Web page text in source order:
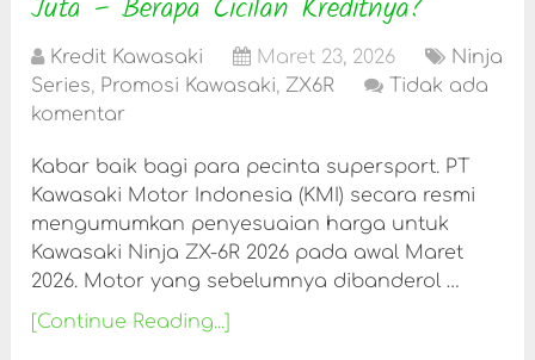
Kredit Kawasaki Maret 23, 2026
Ninja
Series, Promosi Kawasaki, ZX6R
Tidak ada
komentar
Kabar baik bagi para pecinta supersport. PT
Kawasaki Motor Indonesia (KMI) secara resmi
mengumumkan penyesuaian harga untuk
Kawasaki Ninja ZX-6R 2026 pada awal Maret
2026. Motor yang sebelumnya dibanderol …
[Continue Reading...]